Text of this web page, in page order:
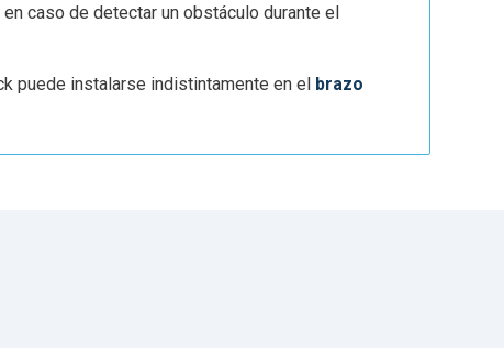
caso de detectar un obstáculo durante el
puede instalarse indistintamente en el
brazo